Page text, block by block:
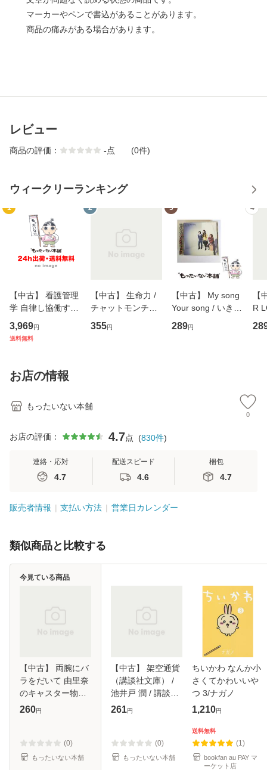
マーカーやペンで書込があることがあります。
商品の痛みがある場合があります。
レビュー
商品の評価： -点 (0件)
ウィークリーランキング
1
【中古】 看護管理
学 自律し協働する
専門職の看護マネ
ジメントスキル 改
恵 藤本幸三 / 南江
堂 [単行
3,969円
送料無料
2
【中古】 生命力 /
チャットモンチー /
キューンレコード
[CD]【メール便送
355円
3
【中古】 My song
Your song / いきも
のがかり / [CD]
【メール便送料無
289円
4
【
R
産
お店の情報
もったいない本舗
0
お店の評価： 4.7点 (830件)
連絡・応対
4.7
配送スピード
4.6
梱包
4.7
販売者情報 支払い方法 営業日カレンダー
類似商品と比較する
【中古】 両腕にバ
ラをだいて 由里奈
のキャスター物語
（角川文庫） / 藤
便送料無料】
260円
(0)
もったいない本舗
今見ている商品
【中古】 架空通貨
（講談社文庫） /
池井戸 潤 / 講談社
[文庫]【メール便送
261円
(0)
もったいない本舗
ちいかわ なんか小
さくてかわいいや
つ 3/ナガノ
1,210円
送料無料
(1)
bookfan au PAY マ
ーケット店